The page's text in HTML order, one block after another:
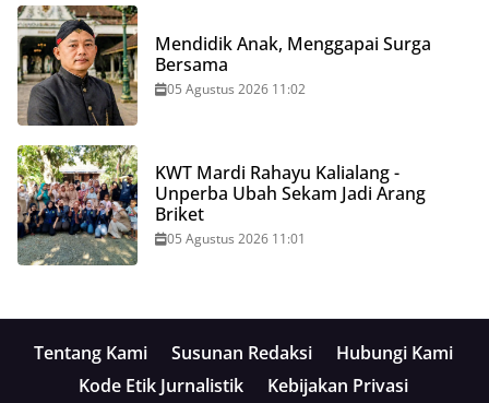
Mendidik Anak, Menggapai Surga
Bersama
05 Agustus 2026 11:02
KWT Mardi Rahayu Kalialang -
Unperba Ubah Sekam Jadi Arang
Briket
05 Agustus 2026 11:01
Tentang Kami Susunan Redaksi
Hubungi Kami
Kode Etik Jurnalistik
Kebijakan Privasi